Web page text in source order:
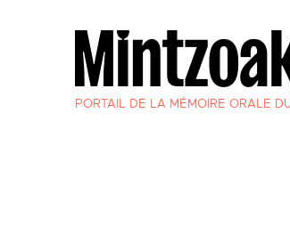
PORTAIL DE LA MÉMOIRE ORALE